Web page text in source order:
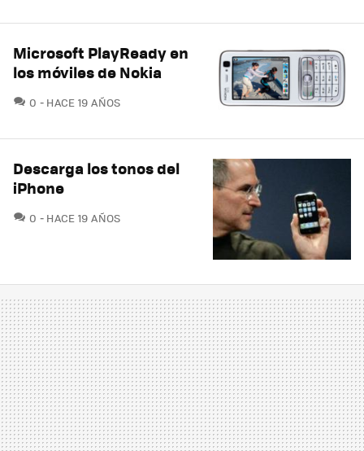
Microsoft PlayReady en
los móviles de Nokia
0 COMENTARIOS
HACE 19 AÑOS
Descarga los tonos del
iPhone
0 COMENTARIOS
HACE 19 AÑOS